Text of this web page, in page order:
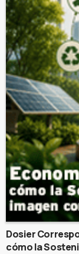
Dosier
cómo la